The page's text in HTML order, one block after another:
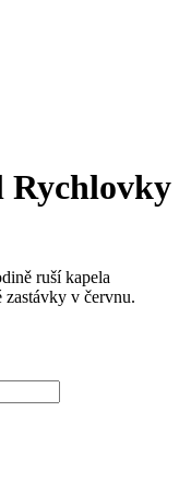
Rychlovky
ruší kapela
zastávky v červnu.